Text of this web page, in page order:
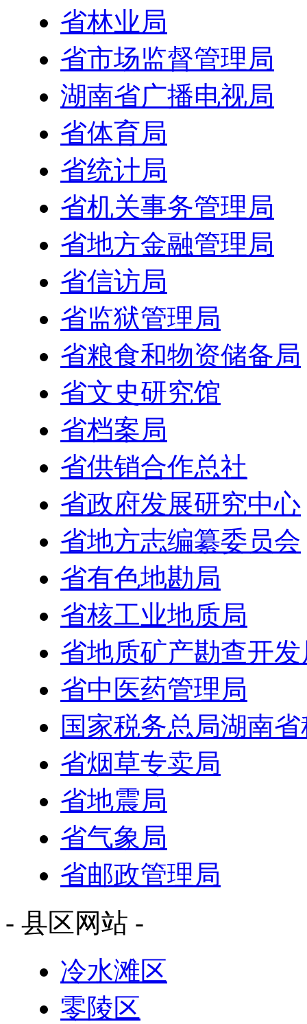
省林业局
省市场监督管理局
湖南省广播电视局
省体育局
省统计局
省机关事务管理局
省地方金融管理局
省信访局
省监狱管理局
省粮食和物资储备局
省文史研究馆
省档案局
省供销合作总社
省政府发展研究中心
省地方志编纂委员会
省有色地勘局
省核工业地质局
省地质矿产勘查开发
省中医药管理局
国家税务总局湖南
省烟草专卖局
省地震局
省气象局
省邮政管理局
- 县区网站 -
冷水滩区
零陵区